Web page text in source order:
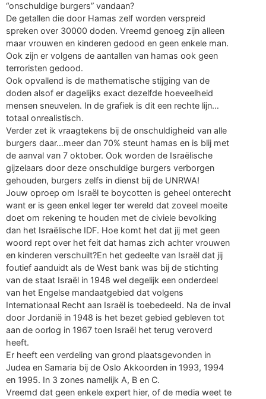
“onschuldige burgers” vandaan?
De getallen die door Hamas zelf worden verspreid
spreken over 30000 doden. Vreemd genoeg zijn alleen
maar vrouwen en kinderen gedood en geen enkele man.
Ook zijn er volgens de aantallen van hamas ook geen
terroristen gedood.
Ook opvallend is de mathematische stijging van de
doden alsof er dagelijks exact dezelfde hoeveelheid
mensen sneuvelen. In de grafiek is dit een rechte lijn…
totaal onrealistisch.
Verder zet ik vraagtekens bij de onschuldigheid van alle
burgers daar…meer dan 70% steunt hamas en is blij met
de aanval van 7 oktober. Ook worden de Israëlische
gijzelaars door deze onschuldige burgers verborgen
gehouden, burgers zelfs in dienst bij de UNRWA!
Jouw oproep om Israël te boycotten is geheel onterecht
want er is geen enkel leger ter wereld dat zoveel moeite
doet om rekening te houden met de civiele bevolking
dan het Israëlische IDF. Hoe komt het dat jij met geen
woord rept over het feit dat hamas zich achter vrouwen
en kinderen verschuilt?En het gedeelte van Israël dat jij
foutief aanduidt als de West bank was bij de stichting
van de staat Israël in 1948 wel degelijk een onderdeel
van het Engelse mandaatgebied dat volgens
Internationaal Recht aan Israël is toebedeeld. Na de inval
door Jordanië in 1948 is het bezet gebied gebleven tot
aan de oorlog in 1967 toen Israël het terug veroverd
heeft.
Er heeft een verdeling van grond plaatsgevonden in
Judea en Samaria bij de Oslo Akkoorden in 1993, 1994
en 1995. In 3 zones namelijk A, B en C.
Vreemd dat geen enkele expert hier, of de media weet te